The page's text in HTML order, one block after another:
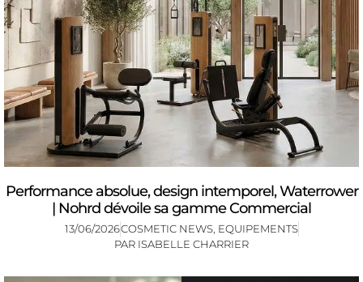
Performance absolue, design intemporel, Waterrower
| Nohrd dévoile sa gamme Commercial
13/06/2026COSMETIC NEWS, EQUIPEMENTS
PAR ISABELLE CHARRIER